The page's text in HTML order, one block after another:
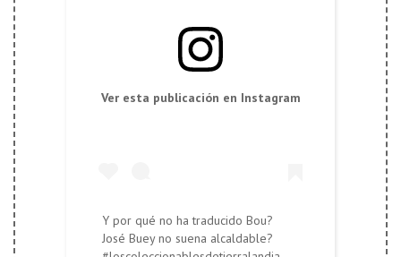
Ver esta publicación en Instagram
Y por qué no ha traducido Bou?
José Buey no suena alcaldable?